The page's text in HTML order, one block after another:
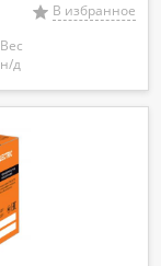
В избранное
Вес
н/д